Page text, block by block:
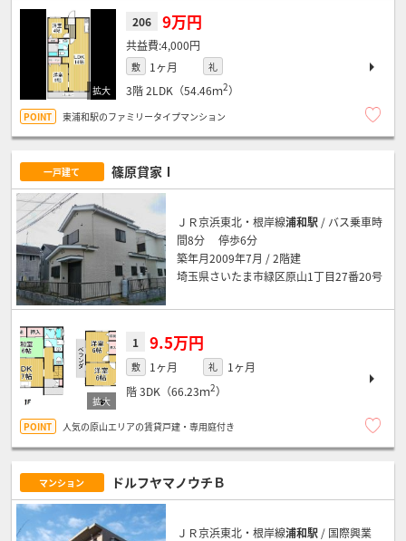
206 9万円
4,000円
敷 1ヶ月 礼
3階2LDK（54.46ｍ2）
東浦和駅のファミリータイプマンション
一戸建て 篠原貸家Ⅰ
ＪＲ京浜東北・根岸線浦和駅 / バス乗車時
間8分 停歩6分
築年月2009年7月 / 2階建
埼玉県さいたま市緑区原山1丁目27番20号
1 9.5万円
敷 1ヶ月 礼
1ヶ月
階3DK（66.23ｍ2）
人気の原山エリアの賃貸戸建・専用庭付き
マンション ドルフヤマノウチＢ
ＪＲ京浜東北・根岸線浦和駅 / 国際興業